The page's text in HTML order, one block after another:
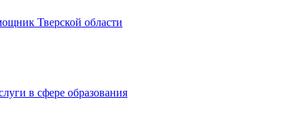
Тверской области
в сфере образования